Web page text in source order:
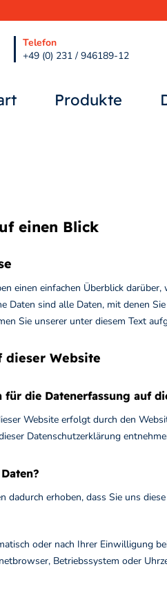
Telefon
+49 (0) 231 / 946189-12
Produkte
einen Blick
einen einfachen Überblick
Daten sind alle Daten, mit denen
Sie unserer unter diesem Text
dieser Website
die Datenerfassung auf
Website erfolgt durch den
Datenschutzerklärung
dadurch erhoben, dass Sie uns
oder nach Ihrer Einwilligung
Betriebssystem oder